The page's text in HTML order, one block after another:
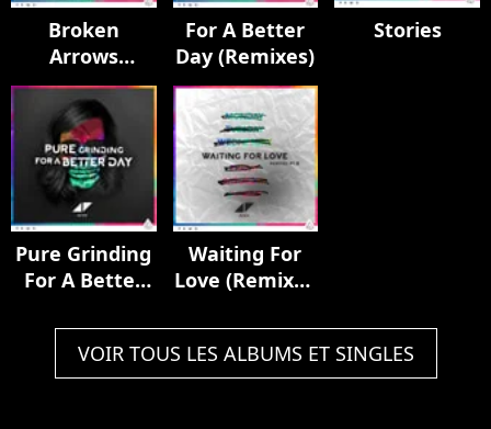
Broken
Arrows
(Remixes)
For A Better
Day (Remixes)
Stories
Pure Grinding
For A Better
Waiting For
Love (Remixes
VOIR TOUS LES ALBUMS ET SINGLES